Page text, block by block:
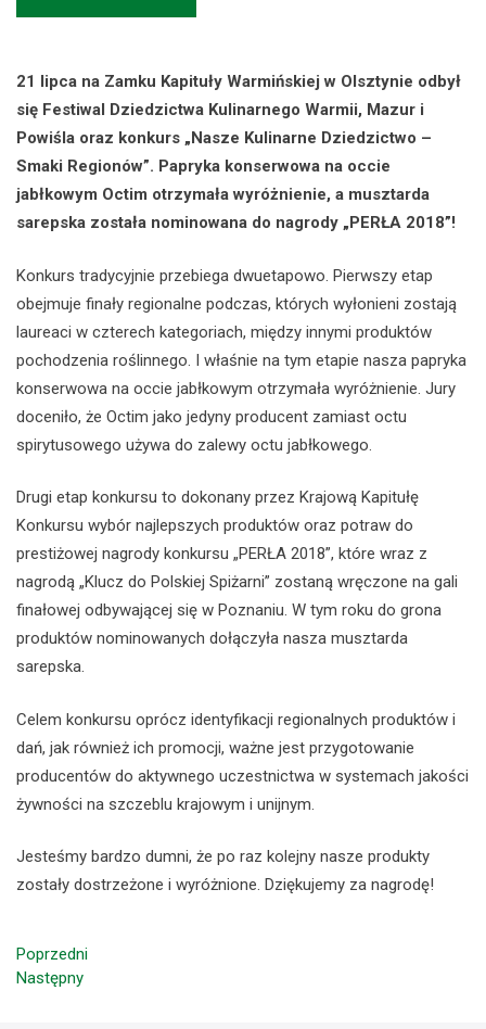
21 lipca na Zamku Kapituły Warmińskiej w Olsztynie odbył
się Festiwal Dziedzictwa Kulinarnego Warmii, Mazur i
Powiśla oraz konkurs „Nasze Kulinarne Dziedzictwo –
Smaki Regionów”. Papryka konserwowa na occie
jabłkowym Octim otrzymała wyróżnienie, a musztarda
sarepska została nominowana do nagrody „PERŁA 2018”!
Konkurs tradycyjnie przebiega dwuetapowo. Pierwszy etap
obejmuje finały regionalne podczas, których wyłonieni zostają
laureaci w czterech kategoriach, między innymi produktów
pochodzenia roślinnego. I właśnie na tym etapie nasza papryka
konserwowa na occie jabłkowym otrzymała wyróżnienie. Jury
doceniło, że Octim jako jedyny producent zamiast octu
spirytusowego używa do zalewy octu jabłkowego.
Drugi etap konkursu to dokonany przez Krajową Kapitułę
Konkursu wybór najlepszych produktów oraz potraw do
prestiżowej nagrody konkursu „PERŁA 2018”, które wraz z
nagrodą „Klucz do Polskiej Spiżarni” zostaną wręczone na gali
finałowej odbywającej się w Poznaniu. W tym roku do grona
produktów nominowanych dołączyła nasza musztarda
sarepska.
Celem konkursu oprócz identyfikacji regionalnych produktów i
dań, jak również ich promocji, ważne jest przygotowanie
producentów do aktywnego uczestnictwa w systemach jakości
żywności na szczeblu krajowym i unijnym.
Jesteśmy bardzo dumni, że po raz kolejny nasze produkty
zostały dostrzeżone i wyróżnione. Dziękujemy za nagrodę!
Poprzedni
Następny